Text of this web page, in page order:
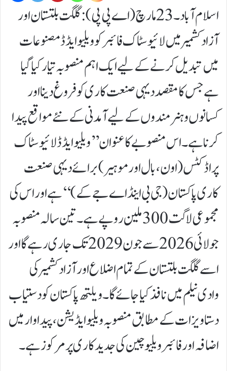
اسلام آباد۔23مارچ (اے پی پی):گلگت بلتستان اور
آزاد کشمیر میں لائیوسٹاک فائبر کو ویلیو ایڈڈ مصنوعات
میں تبدیل کرنے کے لیے ایک اہم منصوبہ تیار کیا گیا
ہےجس کا مقصد دیہی صنعت کاری کو فروغ دینا اور
کسانوں و ہنرمندوں کے لیے آمدنی کے نئے مواقع پیدا
کرنا ہے۔اس منصوبے کا عنوان ’’ویلیو ایڈڈ لائیوسٹاک
پراڈکٹس (اون، بال اور موہیر) برائے دیہی صنعت
کاری پاکستان (جی بی اینڈ اے جے کے)‘‘ ہے اور اس کی
مجموعی لاگت 300 ملین روپے ہے۔ تین سالہ منصوبہ
جولائی 2026 سے جون 2029 تک جاری رہے گا اور
اسے گلگت بلتستان کے تمام اضلاع اور آزاد کشمیر کی
وادی نیلم میں نافذ کیا جائے گا۔ویلتھ پاکستان کو دستیاب
دستاویزات کے مطابق منصوبہ ویلیو ایڈیشن، پیداوار میں
اضافہ اور فائبر ویلیو چین کی جدیدکاری پر مرکوز ہے۔